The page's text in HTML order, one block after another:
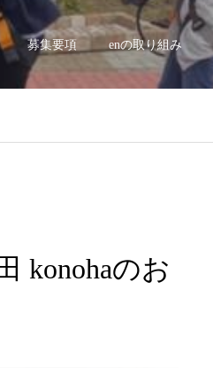
募集要項 enの取り組み
konohaのお